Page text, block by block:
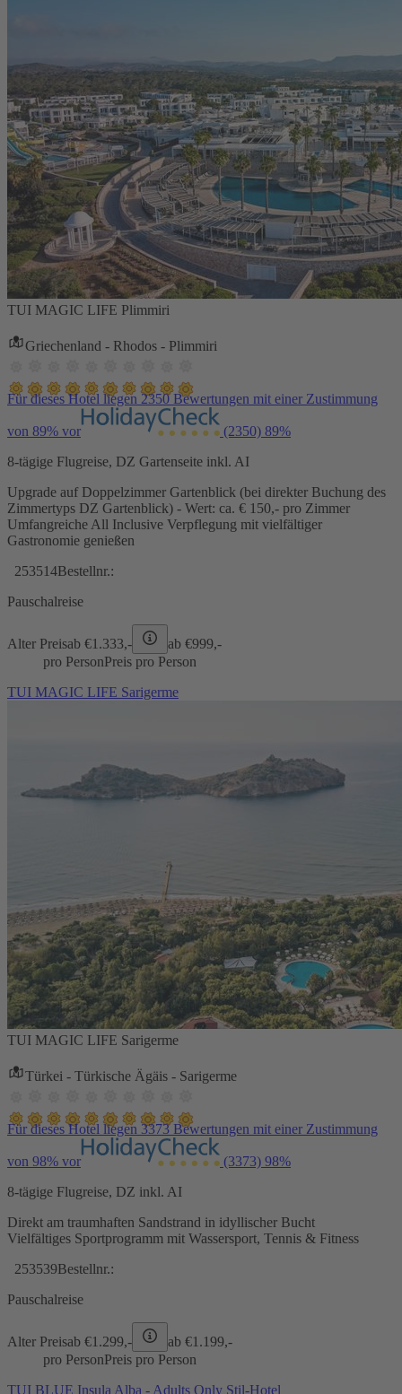
TUI MAGIC LIFE Plimmiri
Griechenland - Rhodos - Plimmiri
Für dieses Hotel liegen 2350 Bewertungen mit einer Zustimmung
von 89% vor (2350) 89%
8-tägige Flugreise, DZ Gartenseite inkl. AI
Upgrade auf Doppelzimmer Gartenblick (bei direkter Buchung des
Zimmertyps DZ Gartenblick) - Wert: ca. € 150,- pro Zimmer
Umfangreiche All Inclusive Verpflegung mit vielfältiger
Gastronomie genießen
253514Bestellnr.:
Pauschalreise
Alter Preisab €1.333,- ab €999,-
pro PersonPreis pro Person
TUI MAGIC LIFE Sarigerme
TUI MAGIC LIFE Sarigerme
Türkei - Türkische Ägäis - Sarigerme
Für dieses Hotel liegen 3373 Bewertungen mit einer Zustimmung
von 98% vor (3373) 98%
8-tägige Flugreise, DZ inkl. AI
Direkt am traumhaften Sandstrand in idyllischer Bucht
Vielfältiges Sportprogramm mit Wassersport, Tennis & Fitness
253539Bestellnr.:
Pauschalreise
Alter Preisab €1.299,- ab €1.199,-
pro PersonPreis pro Person
TUI BLUE Insula Alba - Adults Only Stil-Hotel